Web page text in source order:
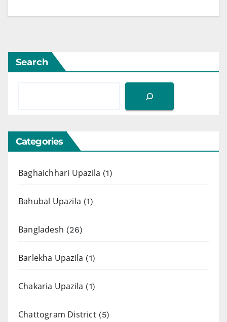
Search
Categories
Baghaichhari Upazila (1)
Bahubal Upazila (1)
Bangladesh (26)
Barlekha Upazila (1)
Chakaria Upazila (1)
Chattogram District(5)